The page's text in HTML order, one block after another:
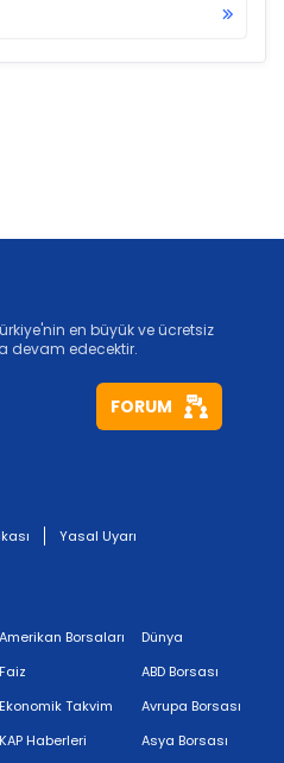
en büyük ve ücretsiz
devam edecektir.
FORUM
Yasal Uyarı
Amerikan Borsaları
Faiz
Ekonomik Takvim
KAP Haberleri
Dünya
ABD Borsası
Avrupa Borsası
Asya Borsası